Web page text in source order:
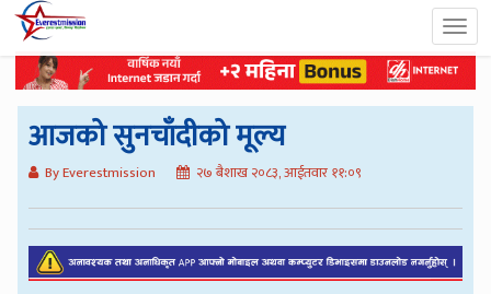
आजको सुनचाँदीको मूल्य
By Everestmission २७ बैशाख २०८३, आईतवार ११:०९